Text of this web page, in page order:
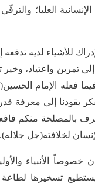
العليا؛
للأشياء لديه
تمرين واعتياد،
فعله الإمام
يقودنا إلى معرفة
مالا تعلمون[17]، أي: إني أعرف
لخلافته(جل جلاله).
الأنبياء
تسخيرها